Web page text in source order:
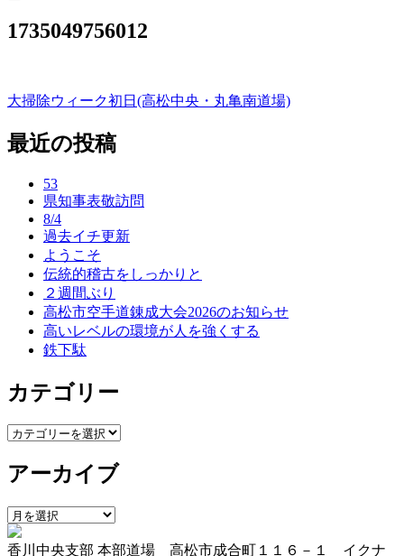
1735049756012
投
稿
大掃除ウィーク初日(高松中央・丸亀南道場)
最近の投稿
53
県知事表敬訪問
8/4
過去イチ更新
ようこそ
伝統的稽古をしっかりと
２週間ぶり
高松市空手道錬成大会2026のお知らせ
高いレベルの環境が人を強くする
鉄下駄
カテゴリー
カ
ゴ
ー
アーカイブ
ア
ー
カ
香川中央支部 本部道場 高松市成合町１１６－１ イクナ